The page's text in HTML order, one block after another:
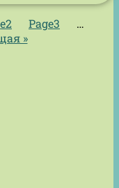
2 Page3
…
»